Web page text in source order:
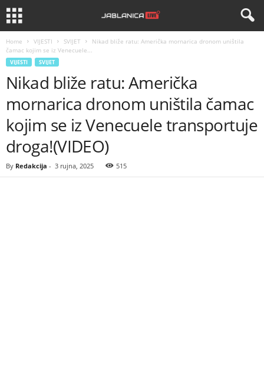
Home VIJESTI SVIJET
Nikad bliže ratu: Američka mornarica dronom uništila
čamac kojim se iz Venecuele...
VIJESTI SVIJET
Nikad bliže ratu: Američka
mornarica dronom uništila čamac
kojim se iz Venecuele transportuje
droga!(VIDEO)
By Redakcija - 3 rujna, 2025 515